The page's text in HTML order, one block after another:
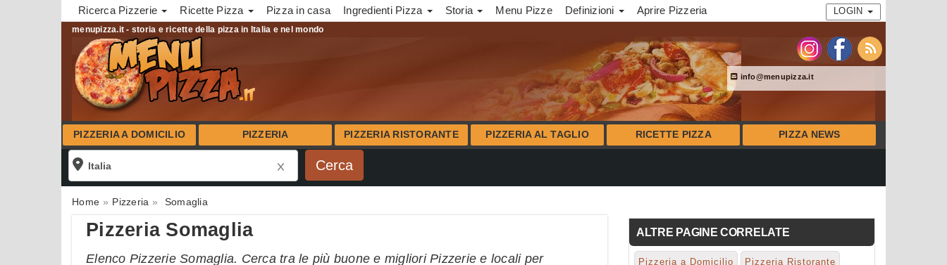
Ricerca Pizzerie Ricette Pizza Pizza in casa Ingredienti Pizza Storia Menu Pizze Definizioni Aprire Pizzeria LOGIN
menupizza.it - storia e ricette della pizza in Italia e nel mondo
info@menupizza.it
PIZZERIA A DOMICILIO PIZZERIA PIZZERIA RISTORANTE PIZZERIA AL TAGLIO RICETTE PIZZA PIZZA NEWS
Home Pizzeria Somaglia
Pizzeria Somaglia
Elenco Pizzerie Somaglia. Cerca tra le più buone e migliori Pizzerie e locali per
ALTRE PAGINE CORRELATE
Pizzeria a Domicilio Pizzeria Ristorante